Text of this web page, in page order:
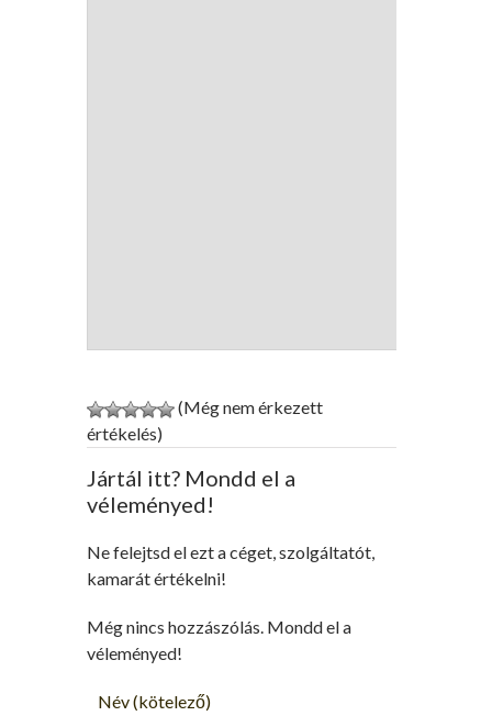
(Még nem érkezett
értékelés)
Jártál itt? Mondd el a
véleményed!
Ne felejtsd el ezt a céget, szolgáltatót,
kamarát értékelni!
Még nincs hozzászólás. Mondd el a
véleményed!
Név(kötelező)